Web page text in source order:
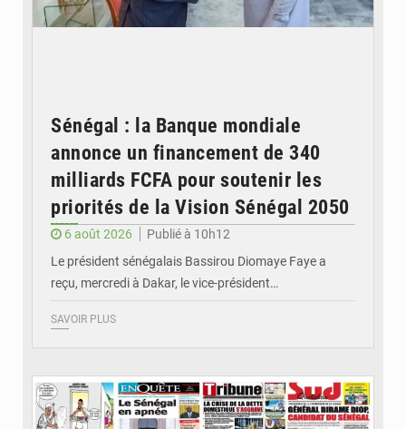
Sénégal : la Banque mondiale
annonce un financement de 340
milliards FCFA pour soutenir les
priorités de la Vision Sénégal 2050
6 août 2026
Publié à 10h12
Le président sénégalais Bassirou Diomaye Faye a
reçu, mercredi à Dakar, le vice-président…
SAVOIR PLUS